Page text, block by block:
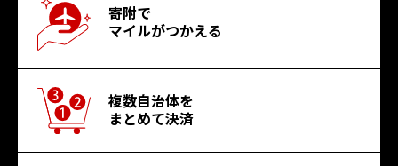
寄附で
マイルがつかえる
複数自治体を
まとめて決済